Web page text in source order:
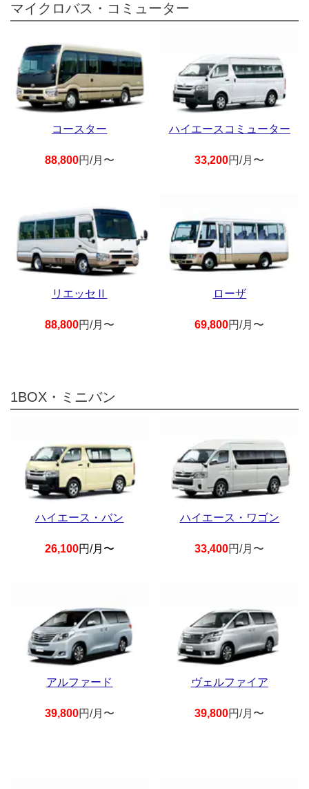
マイクロバス・コミューター
コースター
88,800円/月〜
ハイエースコミューター
33,200円/月〜
リエッセⅡ
88,800円/月〜
ローザ
69,800円/月〜
1BOX・ミニバン
ハイエース・バン
26,100円/月〜
ハイエース・ワゴン
33,400円/月〜
アルファード
39,800円/月〜
ヴェルファイア
39,800円/月〜